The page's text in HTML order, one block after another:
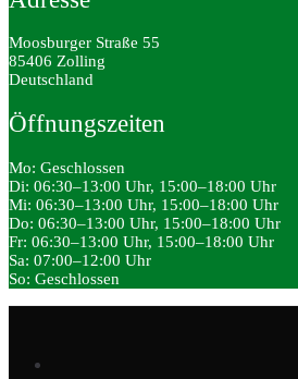
Moosburger Straße 55
85406 Zolling
Deutschland
Öffnungszeiten
Mo: Geschlossen
Di: 06:30–13:00 Uhr, 15:00–18:00 Uhr
Mi: 06:30–13:00 Uhr, 15:00–18:00 Uhr
Do: 06:30–13:00 Uhr, 15:00–18:00 Uhr
Fr: 06:30–13:00 Uhr, 15:00–18:00 Uhr
Sa: 07:00–12:00 Uhr
So: Geschlossen